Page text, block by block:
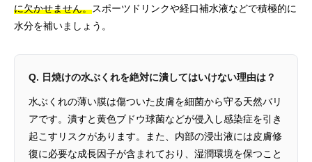
に欠かせません。スポーツドリンクや経口補水液などで積極的に
水分を補いましょう。
Q. 日焼けの水ぶくれを絶対に潰してはいけない理由は？
水ぶくれの薄い膜は傷ついた皮膚を細菌から守る天然バリ
アです。潰すと黄色ブドウ球菌などが侵入し感染症を引き
起こすリスクがあります。また、内部の浸出液には皮膚修
復に必要な成長因子が含まれており、湿潤環境を保つこと